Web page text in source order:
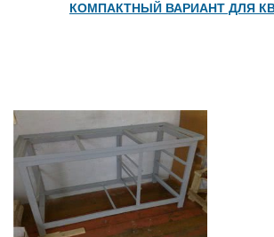
КОМПАКТНЫЙ ВАРИАНТ ДЛЯ